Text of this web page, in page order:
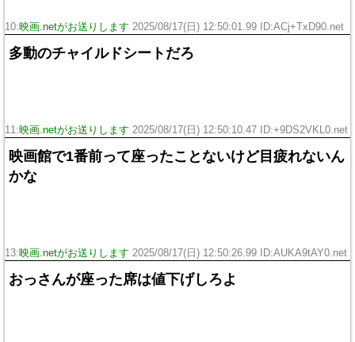
10:映画.netがお送りします 2025/08/17(日) 12:50:01.99 ID:ACj+TxD90.net
多動のチャイルドシートだろ
11:映画.netがお送りします 2025/08/17(日) 12:50:10.47 ID:+9DS2VKL0.net
映画館で1番前って座ったことないけど目疲れないん
かな
13:映画.netがお送りします 2025/08/17(日) 12:50:26.99 ID:AUKA9tAY0.net
おっさんが座った席は値下げしろよ